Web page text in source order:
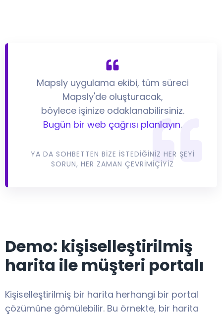
Mapsly uygulama ekibi, tüm süreci
Mapsly'de oluşturacak,
böylece işinize odaklanabilirsiniz.
Bugün bir web çağrısı planlayın.
YA DA SOHBETTEN BIZE ISTEDIĞINIZ HER ŞEYI
SORUN, HER ZAMAN ÇEVRIMIÇIYIZ
Demo: kişiselleştirilmiş
harita ile müşteri portalı
Kişiselleştirilmiş bir harita herhangi bir portal
çözümüne gömülebilir. Bu örnekte, bir harita